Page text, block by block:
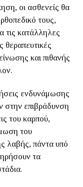
οι ασθενείς θα
τους,
τις κατάλληλες
θεραπευτικές
και πιθανής
ενδυνάμωσης
στην επιβράδυνση
του καρπού,
του
λαβής, πάντα υπό
τα